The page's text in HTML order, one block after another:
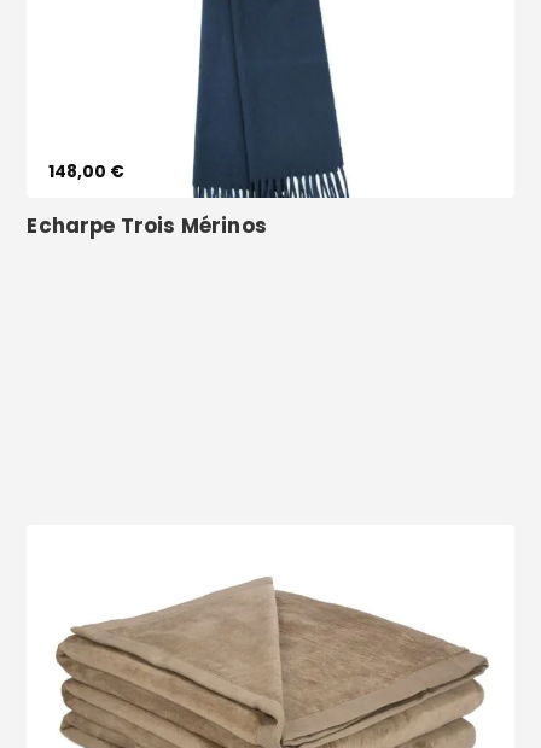
148,00 €
Voir le produit
Echarpe Trois Mérinos
Voir le produit